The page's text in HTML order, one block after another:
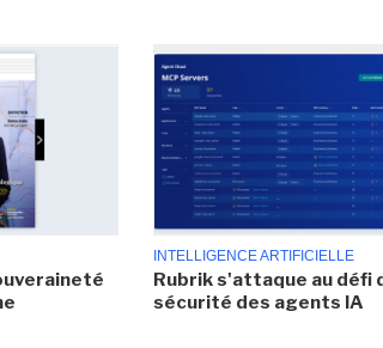
INTELLIGENCE ARTIFICIELLE
Rubrik s'attaque au défi
sécurité des agents IA